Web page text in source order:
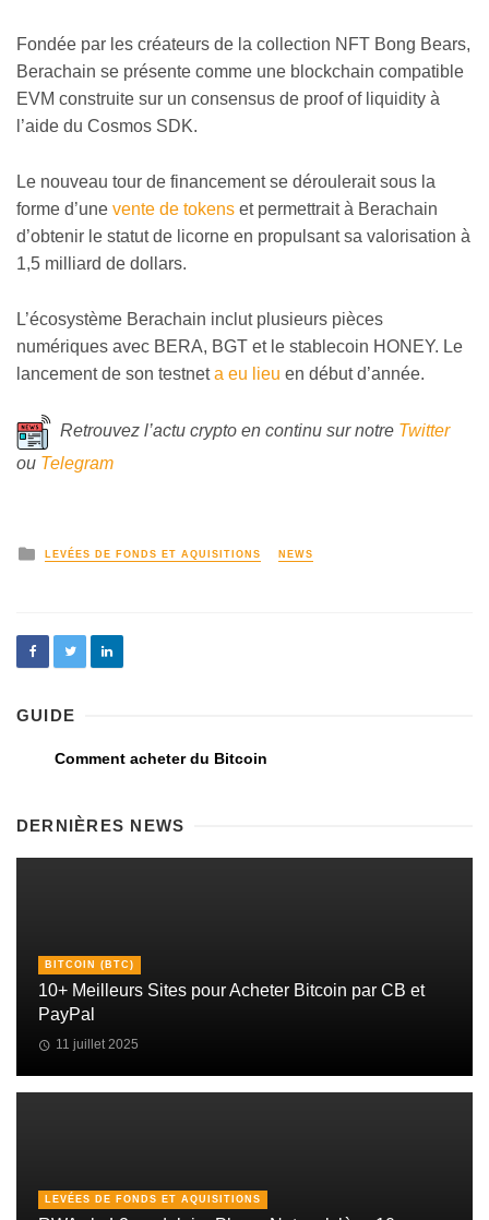
Fondée par les créateurs de la collection NFT Bong Bears,
Berachain se présente comme une blockchain compatible
EVM construite sur un consensus de proof of liquidity à
l’aide du Cosmos SDK.
Le nouveau tour de financement se déroulerait sous la
forme d’une vente de tokens et permettrait à Berachain
d’obtenir le statut de licorne en propulsant sa valorisation à
1,5 milliard de dollars.
L’écosystème Berachain inclut plusieurs pièces
numériques avec BERA, BGT et le stablecoin HONEY. Le
lancement de son testneta eu lieu en début d’année.
Retrouvez l’actu crypto en continu sur notre Twitter
ou Telegram
LEVÉES DE FONDS ET AQUISITIONS NEWS
GUIDE
Comment acheter du Bitcoin
DERNIÈRES NEWS
BITCOIN (BTC)
10+ Meilleurs Sites pour Acheter Bitcoin par CB et
PayPal
11 juillet 2025
LEVÉES DE FONDS ET AQUISITIONS